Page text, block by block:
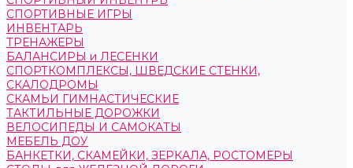
СПОРТИВНЫЕ ИГРЫ
ИНВЕНТАРЬ
ТРЕНАЖЕРЫ
БАЛАНСИРЫ и ЛЕСЕНКИ
СПОРТКОМПЛЕКСЫ, ШВЕДСКИЕ СТЕНКИ,
СКАЛОДРОМЫ
СКАМЬИ ГИМНАСТИЧЕСКИЕ
ТАКТИЛЬНЫЕ ДОРОЖКИ
ВЕЛОСИПЕДЫ И САМОКАТЫ
МЕБЕЛЬ ДОУ
БАНКЕТКИ, СКАМЕЙКИ, ЗЕРКАЛА, РОСТОМЕРЫ